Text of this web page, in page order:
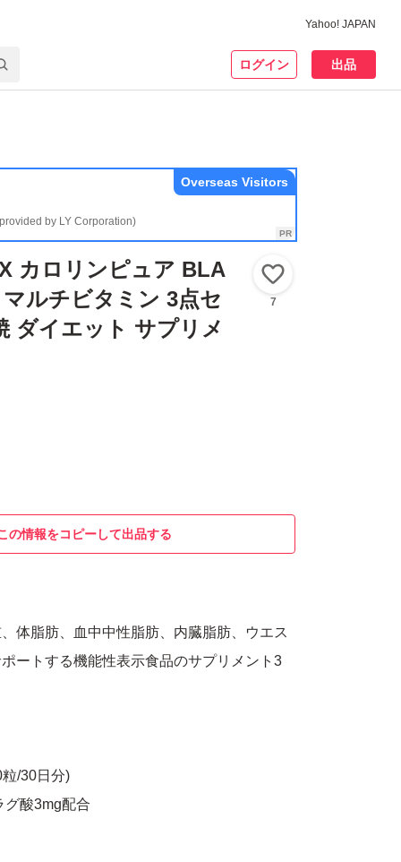
Yahoo! JAPAN
ログイン 出品
by LY Corporation)
Overseas Visitors
カロリンピュア BLA
ルチビタミン 3点セ
ダイエット サプリメ
7
の情報をコピーして出品する
体脂肪、血中中性脂肪、内臓脂肪、ウエス
ポートする機能性表示食品のサプリメント3
粒/30日分)
グ酸3mg配合